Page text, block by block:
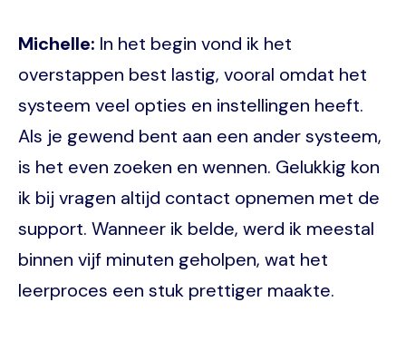
Michelle: In het begin vond ik het
overstappen best lastig, vooral omdat het
systeem veel opties en instellingen heeft.
Als je gewend bent aan een ander systeem,
is het even zoeken en wennen. Gelukkig kon
ik bij vragen altijd contact opnemen met de
support. Wanneer ik belde, werd ik meestal
binnen vijf minuten geholpen, wat het
leerproces een stuk prettiger maakte.